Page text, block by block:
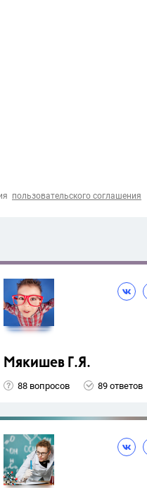
пользовательского соглашения
Мякишев Г.Я.
88 вопросов 89 ответов